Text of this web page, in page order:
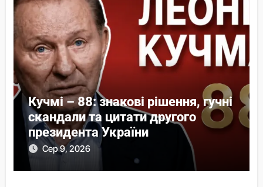
Кучмі – 88: знакові рішення, гучні
скандали та цитати другого
президента України
Сер 9, 2026